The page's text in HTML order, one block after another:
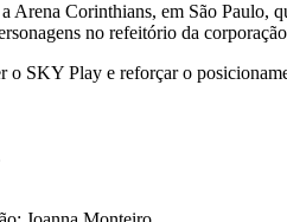
Arena Corinthians, em São Paulo,
no refeitório da
o SKY Play e reforçar o